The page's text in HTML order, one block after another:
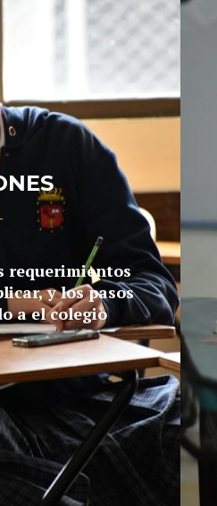
requerimientos
y los pasos
a el colegio